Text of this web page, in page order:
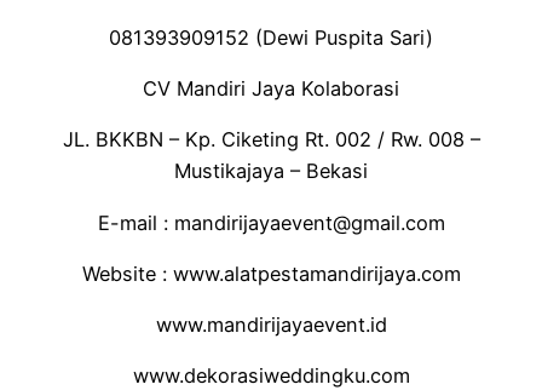
081393909152 (Dewi Puspita Sari)
CV Mandiri Jaya Kolaborasi
JL. BKKBN – Kp. Ciketing Rt. 002 / Rw. 008 –
Mustikajaya – Bekasi
E-mail : mandirijayaevent@gmail.com
Website : www.alatpestamandirijaya.com
www.mandirijayaevent.id
www.dekorasiweddingku.com